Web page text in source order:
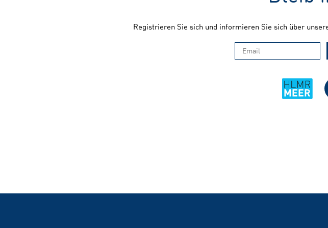
Registrieren Sie sich und informieren Sie sich über